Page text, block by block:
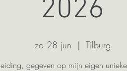
2026
zo 28 jun
  |
Tilburg
gegeven op mijn eigen